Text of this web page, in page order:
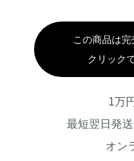
この商品は完
クリック
1万
最短翌日発
オン